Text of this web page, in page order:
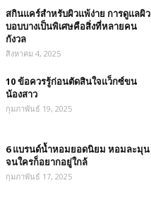
สกินแคร์สำหรับผิวแพ้ง่าย การดูแลผิว
บอบบางเป็นพิเศษคือสิ่งที่หลายคน
กังวล
สิงหาคม 4, 2025
10 ข้อควรรู้ก่อนตัดสินใจแว็กซ์ขน
น้องสาว
กุมภาพันธ์ 19, 2025
6 แบรนด์น้ำหอมยอดนิยม หอมละมุน
จนใครก็อยากอยู่ใกล้
กุมภาพันธ์ 17, 2025